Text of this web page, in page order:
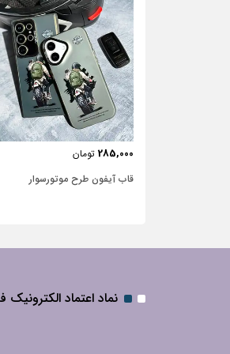
468,750 تومان
قاب آیفون چرمی طرح مار
نماد اعتماد